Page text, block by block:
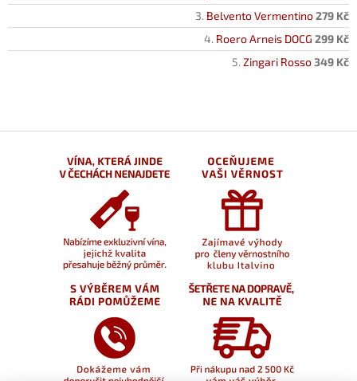
Belvento Vermentino279 Kč
Roero Arneis DOCG 299 Kč
Zingari Rosso349 Kč